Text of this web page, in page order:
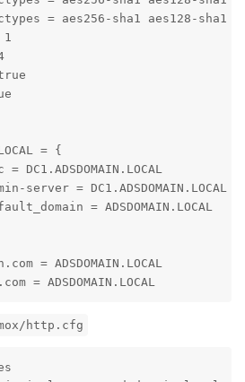
= aes256-sha1 aes128-sha1
= {
= DC1.ADSDOMAIN.LOCAL
server = DC1.ADSDOMAIN.LOCAL
= ADSDOMAIN.LOCAL
= ADSDOMAIN.LOCAL
= ADSDOMAIN.LOCAL
http.cfg